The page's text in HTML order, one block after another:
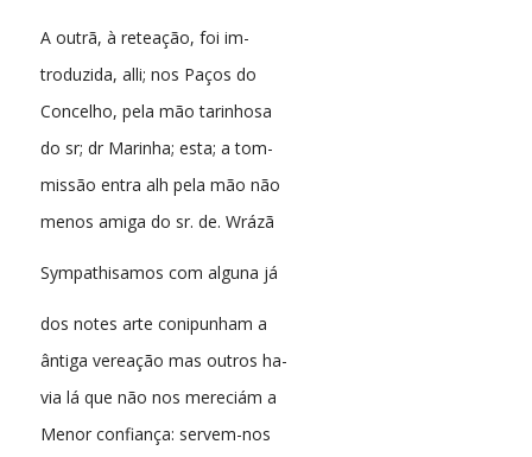
A outrã, à reteação, foi im-
troduzida, alli; nos Paços do
Concelho, pela mão tarinhosa
do sr; dr Marinha; esta; a tom-
missão entra alh pela mão não
menos amiga do sr. de. Wrázã
Sympathisamos com alguna já
dos notes arte conipunham a
ântiga vereação mas outros ha-
via lá que não nos mereciám a
Menor confiança: servem-nos